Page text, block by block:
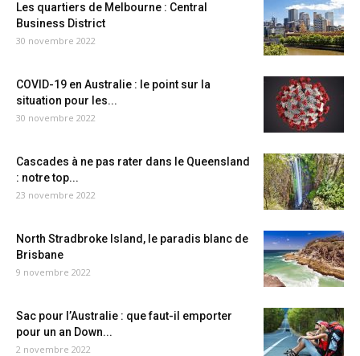
Les quartiers de Melbourne : Central
Business District
30 novembre 2022
COVID-19 en Australie : le point sur la
situation pour les...
30 novembre 2022
Cascades à ne pas rater dans le Queensland
: notre top...
23 novembre 2022
North Stradbroke Island, le paradis blanc de
Brisbane
9 novembre 2022
Sac pour l’Australie : que faut-il emporter
pour un an Down...
2 novembre 2022